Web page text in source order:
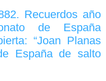
Recuerdos año
de España
“Joan Planas
España de salto